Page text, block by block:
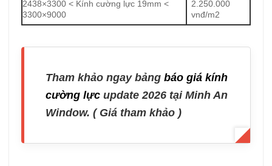
2438×3300 < Kính cường lực 19mm <
3300×9000
2.250.000
vnđ/m2
Tham khảo ngay bảngbáo giá kính
cường lực update 2026 tại Minh An
Window. ( Giá tham khảo )